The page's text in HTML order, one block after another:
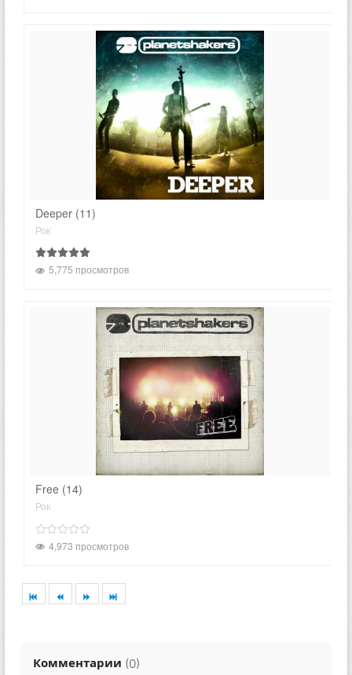
Deeper (11)
Рок
5,775 просмотров
Free (14)
Рок
4,973 просмотров
Комментарии (0)